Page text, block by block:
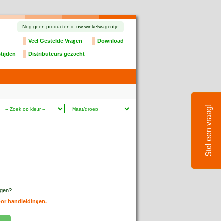
Nog geen producten in uw winkelwagentje
Veel Gestelde Vragen Download
Distributeurs gezocht
handleidingen.
Stel een vraag!